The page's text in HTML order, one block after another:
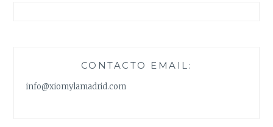
CONTACTO EMAIL:
info@xiomylamadrid.com